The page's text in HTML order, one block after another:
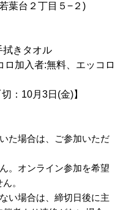
葉台２丁目５−２)
きタオル
加入者:無料、エッコロ
：10月3日(金)】
た場合は、ご参加いただ
。オンライン参加を希望
。
い場合は、締切日後に主